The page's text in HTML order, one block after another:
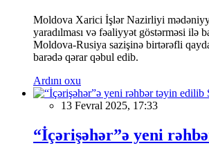
Moldova Xarici İşlər Nazirliyi
yaradılması və fəaliyyət göstərməsi ilə
Moldova-Rusiya sazişinə birtərəfli
barədə qərar qəbul edib.
Ardını oxu
13 Fevral 2025, 17:33
“İçərişəhər”ə yeni